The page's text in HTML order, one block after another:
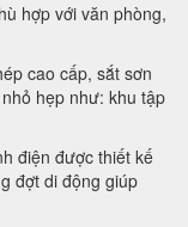
hợp với văn phòng,
cao cấp, sắt sơn
hẹp như: khu tập
điện được thiết kế
đợt di động giúp